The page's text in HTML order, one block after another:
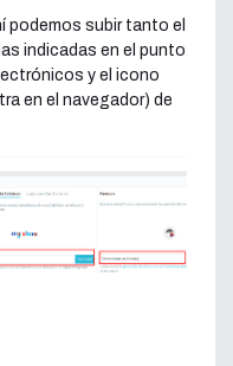
podemos subir tanto el
indicadas en el punto
y el icono
en el navegador) de